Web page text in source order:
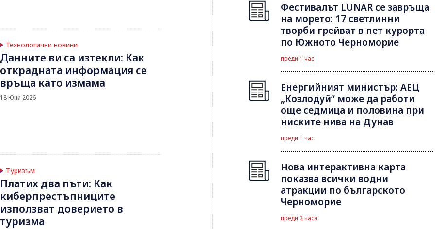
Технологични новини
Данните ви са изтекли: Как
открадната информация се
връща като измама
18 Юни 2026
Туризъм
Платих два пъти: Как
киберпрестъпниците
използват доверието в
туризма
Фестивалът LUNAR се завръща
на морето: 17 светлинни
творби грейват в пет курорта
по Южното Черноморие
преди 1 час
Енергийният министър: АЕЦ
„Козлодуй“ може да работи
още седмица и половина при
ниските нива на Дунав
преди 1 час
Нова интерактивна карта
показва всички водни
атракции по българското
Черноморие
преди 2 часа